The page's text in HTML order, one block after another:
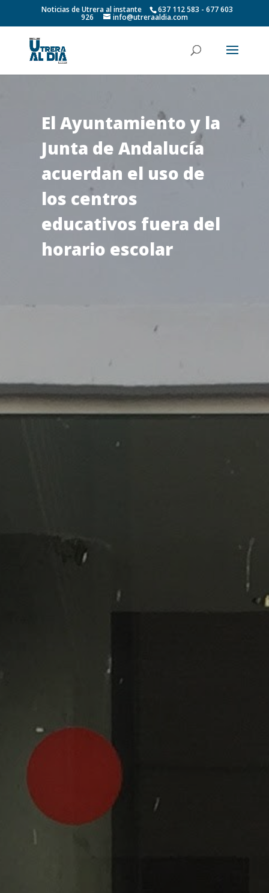
Noticias de Utrera al instante 637 112 583 - 677 603
926 info@utreraaldia.com
El Ayuntamiento y la
Junta de Andalucía
acuerdan el uso de
los centros
educativos fuera del
horario escolar